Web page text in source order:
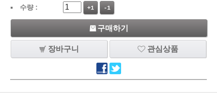
수량 :
+1 -1
구매하기
장바구니 관심상품